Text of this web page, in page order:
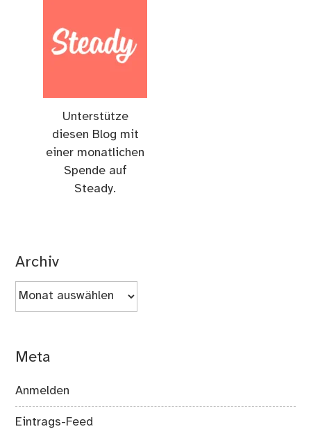
Unterstütze
diesen Blog mit
einer monatlichen
Spende auf
Steady.
Archiv
Archiv
Meta
Anmelden
Eintrags-Feed